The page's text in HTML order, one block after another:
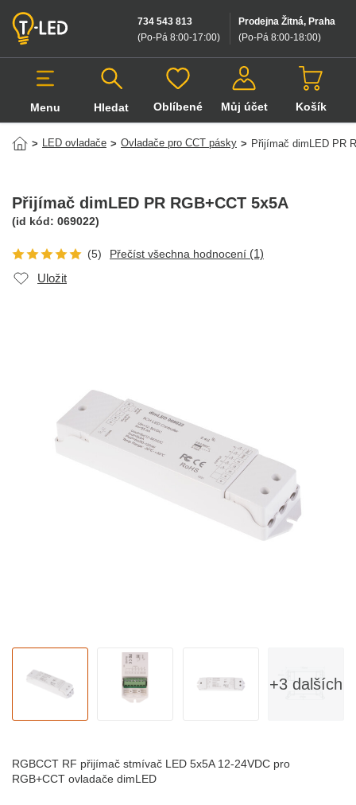
Prodejna Žitná, Praha
(Po-Pá 8:00-18:00)
734 543 813
(Po-Pá 8:00-17:00)
Menu Hledat
Hledat v produktech
Oblíbené Můj účet Košík
> LED ovladače > Ovladače pro CCT pásky > Přijímač dimLED PR
+3 dalších
Přijímač dimLED PR RGB+CCT 5x5A
(id kód: 069022)
(5) Přečíst všechna hodnocení (1)
Uložit
RGBCCT RF přijímač stmívač LED 5x5A 12-24VDC pro
RGB+CCT ovladače dimLED